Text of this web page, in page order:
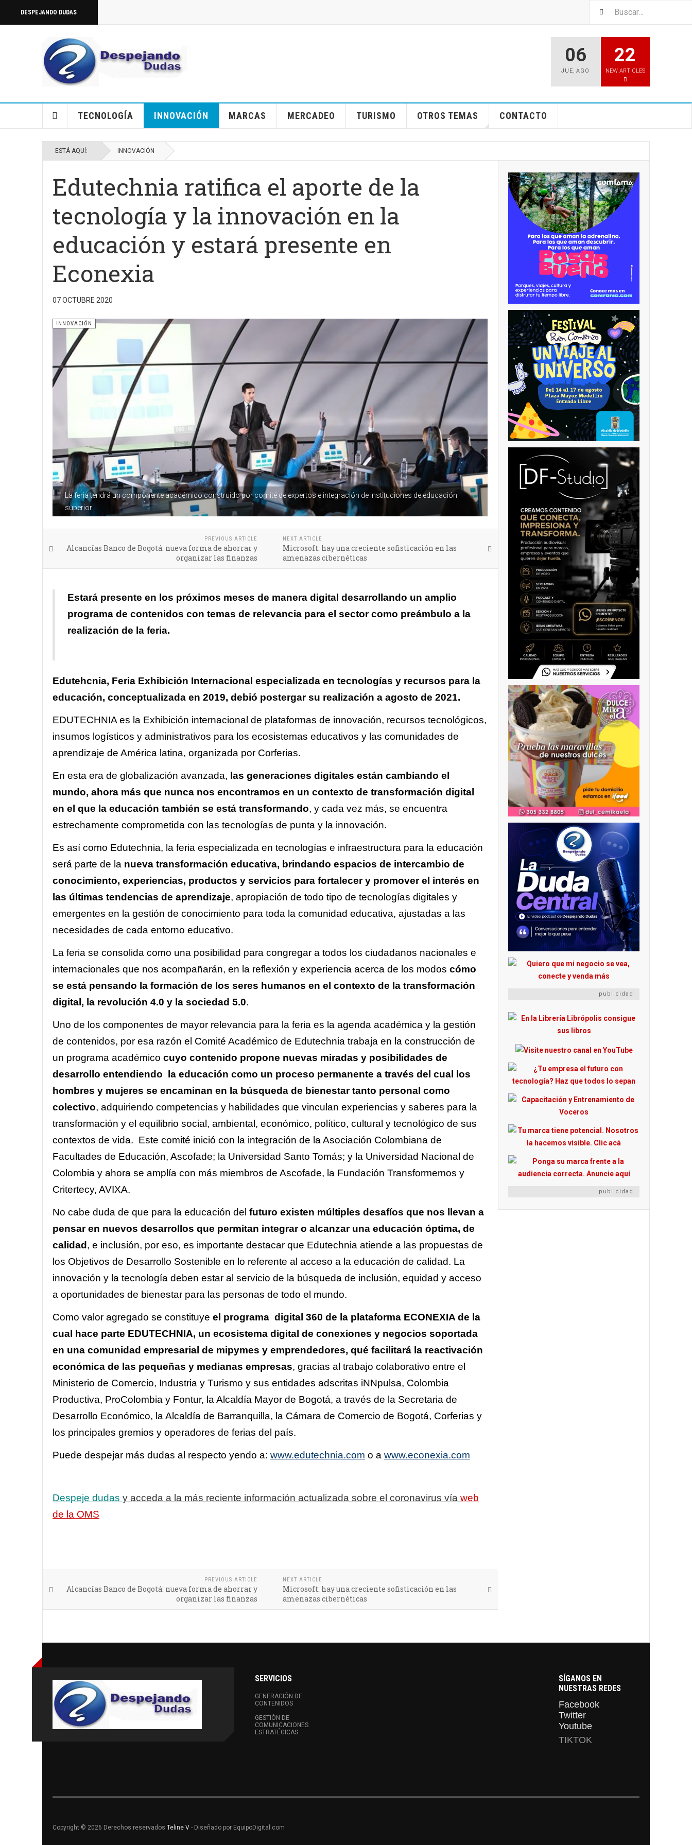
DESPEJANDO DUDAS
06
JUE,AGO
22
NEW ARTICLES
TECNOLOGÍA INNOVACIÓN MARCAS MERCADEO TURISMO OTROS TEMAS CONTACTO
ESTÁ AQUÍ: INNOVACIÓN
Edutechnia ratifica el aporte de la
tecnología y la innovación en la
educación y estará presente en
Econexia
07 OCTUBRE 2020
La feria tendrá un componente académico construido por comité de expertos e integración de instituciones de educación
superior
INNOVACIÓN
PREVIOUS ARTICLE
Alcancías Banco de Bogotá: nueva forma de ahorrar y
organizar las finanzas
NEXT ARTICLE
Microsoft: hay una creciente sofisticación en las
amenazas cibernéticas
Estará presente en los próximos meses de manera digital desarrollando un amplio
programa de contenidos con temas de relevancia para el sector como preámbulo a la
realización de la feria.
Edutehcnia, Feria Exhibición Internacional especializada en tecnologías y recursos para la
educación, conceptualizada en 2019, debió postergar su realización a agosto de 2021.
EDUTECHNIA es la Exhibición internacional de plataformas de innovación, recursos tecnológicos,
insumos logísticos y administrativos para los ecosistemas educativos y las comunidades de
aprendizaje de América latina, organizada por Corferias.
En esta era de globalización avanzada, las generaciones digitales están cambiando el
mundo, ahora más que nunca nos encontramos en un contexto de transformación digital
en el que la educación también se está transformando, y cada vez más, se encuentra
estrechamente comprometida con las tecnologías de punta y la innovación.
Es así como Edutechnia, la feria especializada en tecnologías e infraestructura para la educación
será parte de la nueva transformación educativa, brindando espacios de intercambio de
conocimiento, experiencias, productos y servicios para fortalecer y promover el interés en
las últimas tendencias de aprendizaje, apropiación de todo tipo de tecnologías digitales y
emergentes en la gestión de conocimiento para toda la comunidad educativa, ajustadas a las
necesidades de cada entorno educativo.
La feria se consolida como una posibilidad para congregar a todos los ciudadanos nacionales e
internacionales que nos acompañarán, en la reflexión y experiencia acerca de los modos cómo
se está pensando la formación de los seres humanos en el contexto de la transformación
digital, la revolución 4.0 y la sociedad 5.0.
Uno de los componentes de mayor relevancia para la feria es la agenda académica y la gestión
de contenidos, por esa razón el Comité Académico de Edutechnia trabaja en la construcción de
un programa académico cuyo contenido propone nuevas miradas y posibilidades de
desarrollo entendiendo
la educación como un proceso permanente a través del cual los
hombres y mujeres se encaminan en la búsqueda de bienestar tanto personal como
colectivo, adquiriendo competencias y habilidades que vinculan experiencias y saberes para la
transformación y el equilibrio social, ambiental, económico, político, cultural y tecnológico de sus
contextos de vida. Este comité inició con la integración de la Asociación Colombiana de
Facultades de Educación, Ascofade; la Universidad Santo Tomás; y la Universidad Nacional de
Colombia y ahora se amplía con más miembros de Ascofade, la Fundación Transformemos y
Critertecy, AVIXA.
No cabe duda de que para la educación del futuro existen múltiples desafíos que nos llevan a
pensar en nuevos desarrollos que permitan integrar o alcanzar una educación óptima, de
calidad , e inclusión, por eso, es importante destacar que Edutechnia atiende a las propuestas de
los Objetivos de Desarrollo Sostenible en lo referente al acceso a la educación de calidad. La
innovación y la tecnología deben estar al servicio de la búsqueda de inclusión, equidad y acceso
a oportunidades de bienestar para las personas de todo el mundo.
Como valor agregado se constituye el programa digital 360 de la plataforma ECONEXIA de la
cual hace parte EDUTECHNIA, un ecosistema digital de conexiones y negocios soportada
en una comunidad empresarial de mipymes y emprendedores, qué facilitará la reactivación
económica de las pequeñas y medianas empresas, gracias al trabajo colaborativo entre el
Ministerio de Comercio, Industria y Turismo y sus entidades adscritas iNNpulsa, Colombia
Productiva, ProColombia y Fontur, la Alcaldía Mayor de Bogotá, a través de la Secretaria de
Desarrollo Económico, la Alcaldía de Barranquilla, la Cámara de Comercio de Bogotá, Corferias y
los principales gremios y operadores de ferias del país.
Puede despejar más dudas al respecto yendo a: www.edutechnia.com o a www.econexia.com
Despeje dudas y acceda a la más reciente información actualizada sobre el coronavirus vía web
de la OMS
PREVIOUS ARTICLE
Alcancías Banco de Bogotá: nueva forma de ahorrar y
organizar las finanzas
NEXT ARTICLE
Microsoft: hay una creciente sofisticación en las
amenazas cibernéticas
publicidad
publicidad
SERVICIOS
GENERACIÓN DE
CONTENIDOS
GESTIÓN DE
COMUNICACIONES
ESTRATÉGICAS
SÍGANOS EN
NUESTRAS REDES
Facebook
Twitter
Youtube
TIKTOK
Copyright © 2026 Derechos reservados Teline V - Diseñado por EquipoDigital.com